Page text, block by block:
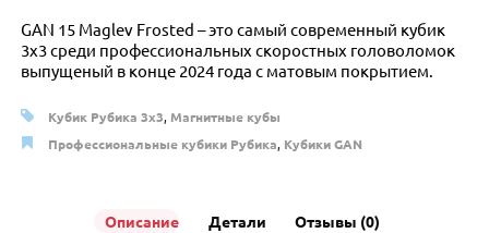
GAN 15 Maglev Frosted – это самый современный кубик
3х3 среди профессиональных скоростных головоломок
выпущеный в конце 2024 года с матовым покрытием.
Кубик Рубика 3x3, Магнитные кубы
Профессиональные кубики Рубика, Кубики GAN
Описание Детали Отзывы (0)